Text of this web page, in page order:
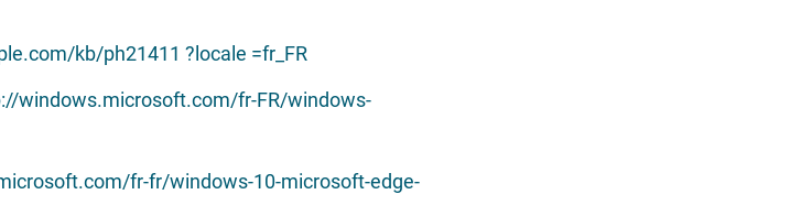
kb/ph21411 ?locale =fr_FR
windows.microsoft.com/fr-FR/windows-
fr-fr/windows-10-microsoft-edge-